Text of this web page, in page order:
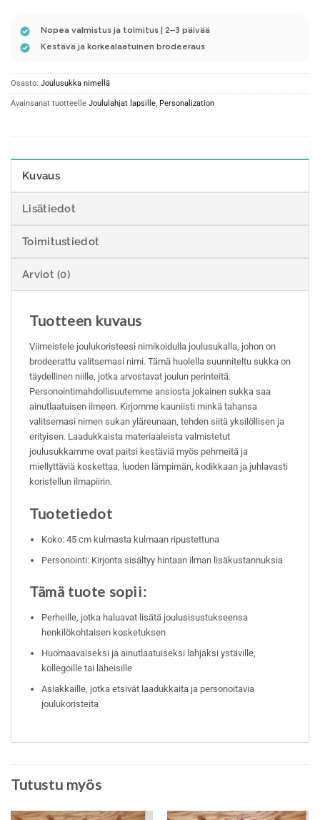
Nopea valmistus ja toimitus | 2–3 päivää
Kestävä ja korkealaatuinen brodeeraus
Osasto: Joulusukka nimellä
Avainsanat tuotteelle Joululahjat lapsille, Personalization
Kuvaus
Lisätiedot
Toimitustiedot
Arviot (0)
Tuotteen kuvaus
Viimeistele joulukoristeesi nimikoidulla joulusukalla, johon on
brodeerattu valitsemasi nimi. Tämä huolella suunniteltu sukka on
täydellinen niille, jotka arvostavat joulun perinteitä.
Personointimahdollisuutemme ansiosta jokainen sukka saa
ainutlaatuisen ilmeen. Kirjomme kauniisti minkä tahansa
valitsemasi nimen sukan yläreunaan, tehden siitä yksilöllisen ja
erityisen. Laadukkaista materiaaleista valmistetut
joulusukkamme ovat paitsi kestäviä myös pehmeitä ja
miellyttäviä koskettaa, luoden lämpimän, kodikkaan ja juhlavasti
koristellun ilmapiirin.
Tuotetiedot
Koko: 45 cm kulmasta kulmaan ripustettuna
Personointi: Kirjonta sisältyy hintaan ilman lisäkustannuksia
Tämä tuote sopii:
Perheille, jotka haluavat lisätä joulusisustukseensa
henkilökohtaisen kosketuksen
Huomaavaiseksi ja ainutlaatuiseksi lahjaksi ystäville,
kollegoille tai läheisille
Asiakkaille, jotka etsivät laadukkaita ja personoitavia
joulukoristeita
Tutustu myös